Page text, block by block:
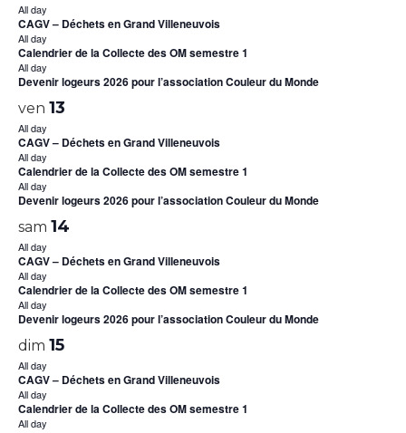
All day
CAGV – Déchets en Grand Villeneuvois
All day
Calendrier de la Collecte des OM semestre 1
All day
Devenir logeurs 2026 pour l’association Couleur du Monde
ven 13
All day
CAGV – Déchets en Grand Villeneuvois
All day
Calendrier de la Collecte des OM semestre 1
All day
Devenir logeurs 2026 pour l’association Couleur du Monde
sam 14
All day
CAGV – Déchets en Grand Villeneuvois
All day
Calendrier de la Collecte des OM semestre 1
All day
Devenir logeurs 2026 pour l’association Couleur du Monde
dim 15
All day
CAGV – Déchets en Grand Villeneuvois
All day
Calendrier de la Collecte des OM semestre 1
All day